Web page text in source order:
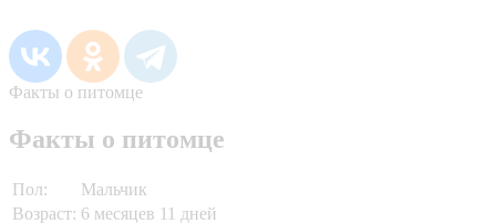
Факты о питомце
Факты о питомце
Пол:
Мальчик
Возраст: 6 месяцев 11 дней